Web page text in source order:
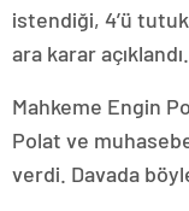
istendiği, 4’ü
ara karar açıklandı.
Mahkeme Engin
Polat ve
verdi. Davada